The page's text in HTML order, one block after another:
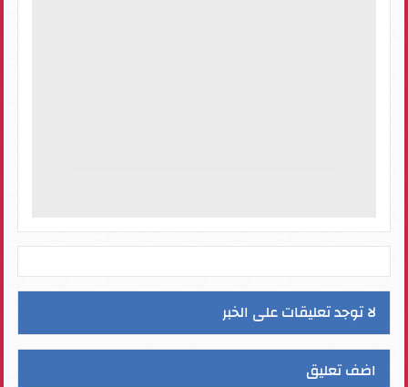
لا توجد تعليقات على الخبر
اضف تعليق